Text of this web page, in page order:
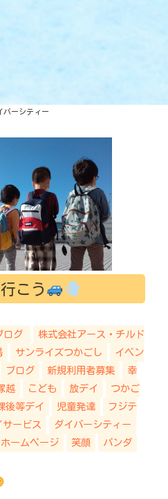
バーシティー
行こう
ログ
株式会社アース・チルド
サンライズつかごし
イベン
ブログ 新規利用者募集
幸
越 こども 放デイ
つかご
後等デイ 児童発達
フジテ
サービス
ダイバーシティー
ホームページ 笑顔
パンダ